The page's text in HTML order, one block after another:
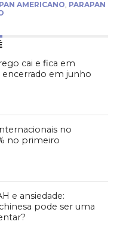
AMERICANO PARAPAN
cai e fica em
em junho
no
no primeiro
e ansiedade:
pode ser uma